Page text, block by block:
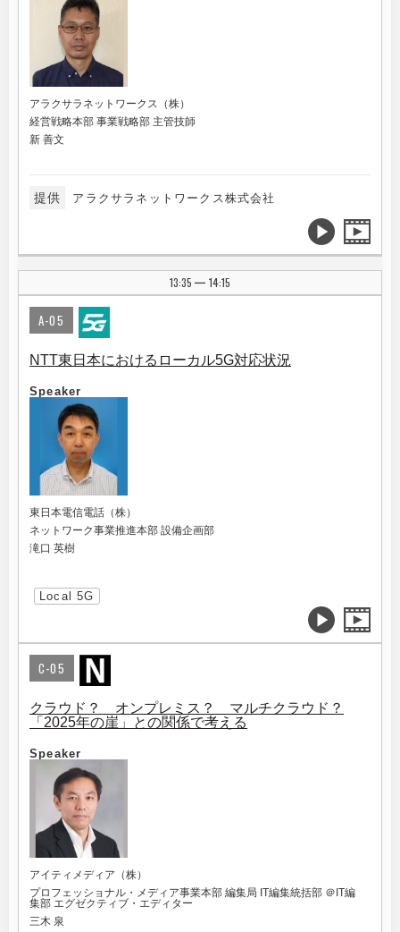
アラクサラネットワークス（株）
経営戦略本部 事業戦略部 主管技師
新 善文
提供 アラクサラネットワークス株式会社
13:35 | 14:15
A-05
NTT東日本におけるローカル5G対応状況
Speaker
東日本電信電話（株）
ネットワーク事業推進本部 設備企画部
滝口 英樹
Local 5G
C-05
クラウド？ オンプレミス？ マルチクラウド？
「2025年の崖」との関係で考える
Speaker
アイティメディア（株）
プロフェッショナル・メディア事業本部 編集局 IT編集統括部 ＠IT編
集部 エグゼクティブ・エディター
三木 泉